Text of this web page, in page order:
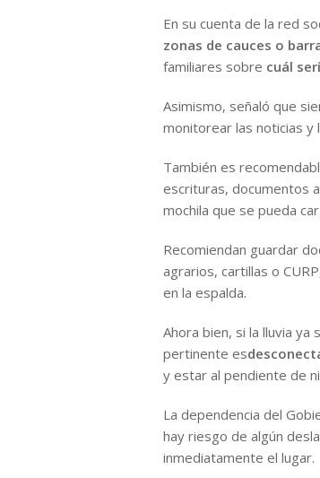
En su cuenta de la red
zonas de cauces o
familiares sobre cuál
Asimismo, señaló que
monitorear las noticias y
También es
escrituras, documentos
mochila que se pueda
Recomiendan guardar
agrarios, cartillas o
en la espalda.
Ahora bien, si la lluvia
pertinente es
y estar al pendiente de
La dependencia del
hay riesgo de algún
inmediatamente el lugar.